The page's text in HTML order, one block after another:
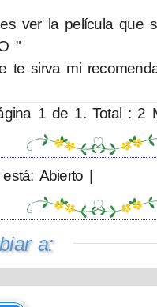
ver la película que
"
te sirva mi
1 de 1. Total : 2
Abierto |
a: